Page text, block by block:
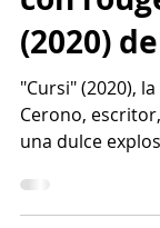
con
(2020)
"Cursi" (2020),
Cerono,
una dulce